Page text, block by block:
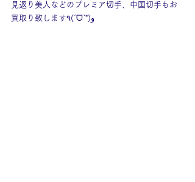
見返り美人などのプレミア切手、中国切手もお
買取り致します٩(ˊᗜˋ*)و